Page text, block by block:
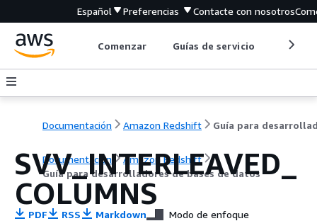
Español Preferencias Contacte con nosotros
Comenzar Guías de servicio
Documentación Amazon Redshift
Documentación
Amazon Redshift
Guía para desarrolladores de bases de datos
SVV_INTERLEAVED_
COLUMNS
PDF RSS Markdown Modo de enfoque